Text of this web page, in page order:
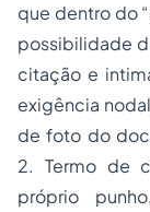
que dentro do
possibilidade
citação e
exigência
de foto do
2. Termo de
próprio